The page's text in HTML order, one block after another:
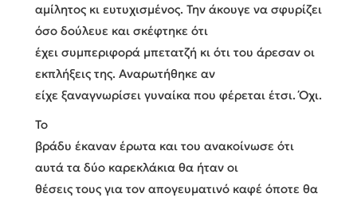
αμίλητος κι ευτυχισμένος. Την άκουγε να σφυρίζει
όσο δούλευε και σκέφτηκε ότι
έχει συμπεριφορά μπετατζή κι ότι του άρεσαν οι
εκπλήξεις της. Αναρωτήθηκε αν
είχε ξαναγνωρίσει γυναίκα που φέρεται έτσι. Όχι.
Το
βράδυ έκαναν έρωτα και του ανακοίνωσε ότι
αυτά τα δύο καρεκλάκια θα ήταν οι
θέσεις τους για τον απογευματινό καφέ όποτε θα